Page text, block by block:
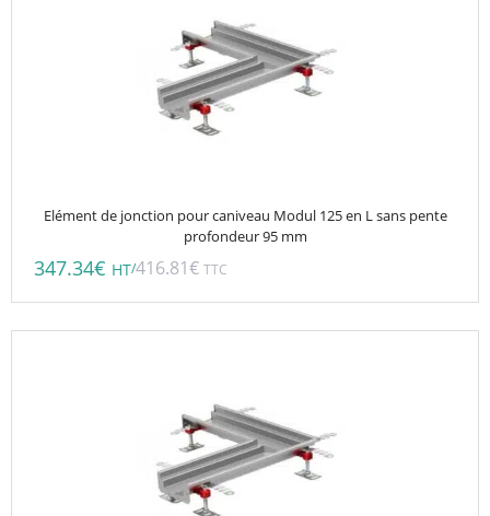
Elément de jonction pour caniveau Modul 125 en L sans pente
profondeur 95 mm
347.34€ HT/416.81€ TTC